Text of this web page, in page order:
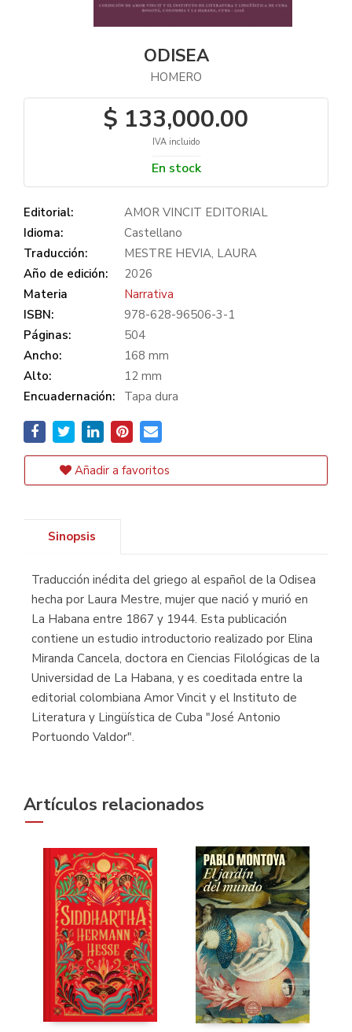
ODISEA
HOMERO
$ 133,000.00
IVA incluido
En stock
Editorial:
AMOR VINCIT EDITORIAL
Idioma:
Castellano
Traducción:
MESTRE HEVIA, LAURA
Año de edición:
2026
Materia
Narrativa
ISBN:
978-628-96506-3-1
Páginas:
504
Ancho:
168 mm
Alto:
12 mm
Encuadernación:
Tapa dura
Añadir a favoritos
Sinopsis
Traducción inédita del griego al español de la Odisea
hecha por Laura Mestre, mujer que nació y murió en
La Habana entre 1867 y 1944. Esta publicación
contiene un estudio introductorio realizado por Elina
Miranda Cancela, doctora en Ciencias Filológicas de la
Universidad de La Habana, y es coeditada entre la
editorial colombiana Amor Vincit y el Instituto de
Literatura y Lingüística de Cuba "José Antonio
Portuondo Valdor".
Artículos relacionados